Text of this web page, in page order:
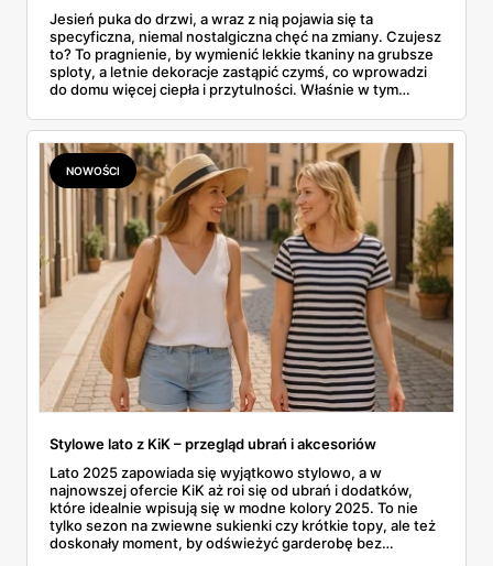
Jesień puka do drzwi, a wraz z nią pojawia się ta
specyficzna, niemal nostalgiczna chęć na zmiany. Czujesz
to? To pragnienie, by wymienić lekkie tkaniny na grubsze
sploty, a letnie dekoracje zastąpić czymś, co wprowadzi
do domu więcej ciepła i przytulności. Właśnie w tym
sezonowymi nowościami, które nie zrujnowaną
domowego budżetu. I tu na scenę wkracza KiK, dyskont
tekstylny, który od lat udowadnia, że przygotowanie
siebie i swojego mieszkania na nową porę roku nie musi
wiązać się z ogromnymi wydatkami. W tym artykule
zrobimy pełen przegląd tego, co sieć przygotowała na
nadchodzące, chłodniejsze miesiące. Prześwietlimy
modowe propozycje dla całej rodziny i sprawdzimy, jakimi
drobiazgami można wyczarować jesienny klimat we
wnętrzach.
NOWOŚCI
Stylowe lato z KiK – przegląd ubrań i akcesoriów
Lato 2025 zapowiada się wyjątkowo stylowo, a w
najnowszej ofercie KiK aż roi się od ubrań i dodatków,
które idealnie wpisują się w modne kolory 2025. To nie
tylko sezon na zwiewne sukienki czy krótkie topy, ale też
doskonały moment, by odświeżyć garderobę bez